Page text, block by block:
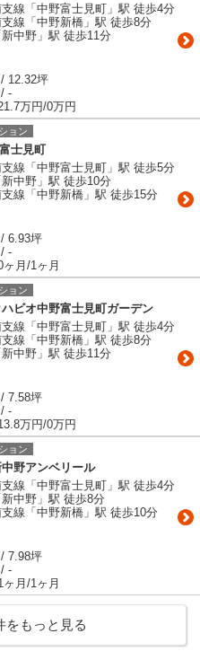
線「中野富士見町」駅 徒歩4分
線「中野新橋」駅 徒歩8分
中野」駅 徒歩11分
12.32坪
-
万円/0万円
ョン
士見町
線「中野富士見町」駅 徒歩5分
中野」駅 徒歩10分
線「中野新橋」駅 徒歩15分
6.93坪
-
ヶ月/1ヶ月
ョン
ビオ中野富士見町ガーデン
線「中野富士見町」駅 徒歩4分
線「中野新橋」駅 徒歩8分
中野」駅 徒歩11分
7.58坪
-
万円/0万円
ョン
野アンベリール
線「中野富士見町」駅 徒歩4分
中野」駅 徒歩8分
線「中野新橋」駅 徒歩10分
7.98坪
-
ヶ月/1ヶ月
をもっと見る